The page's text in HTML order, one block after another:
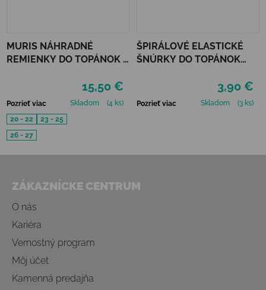
MURIS NÁHRADNÉ
REMIENKY DO TOPÁNOK 3
15,50 €
Pozrieť viac Skladom
(4 ks)
20 - 22
23 - 25
26 - 27
ŠPIRÁLOVÉ ELASTICKÉ
ŠNÚRKY DO TOPÁNOK
3,90 €
Pozrieť viac Skladom (3 ks)
ZÁKAZNÍCKE CENTRUM
O nás
Kariéra
Vernostný program
Môj účet
Kamenná predajňa